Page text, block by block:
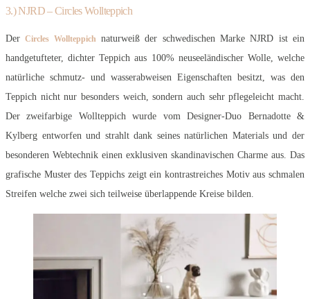
3.) NJRD – Circles Wollteppich
DerCircles Wollteppich naturweiß der schwedischen Marke NJRD ist ein
handgetufteter, dichter Teppich aus 100% neuseeländischer Wolle, welche
natürliche schmutz- und wasserabweisen Eigenschaften besitzt, was den
Teppich nicht nur besonders weich, sondern auch sehr pflegeleicht macht.
Der zweifarbige Wollteppich wurde vom Designer-Duo Bernadotte &
Kylberg entworfen und strahlt dank seines natürlichen Materials und der
besonderen Webtechnik einen exklusiven skandinavischen Charme aus. Das
grafische Muster des Teppichs zeigt ein kontrastreiches Motiv aus schmalen
Streifen welche zwei sich teilweise überlappende Kreise bilden.